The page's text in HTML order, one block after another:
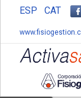
ESP CAT